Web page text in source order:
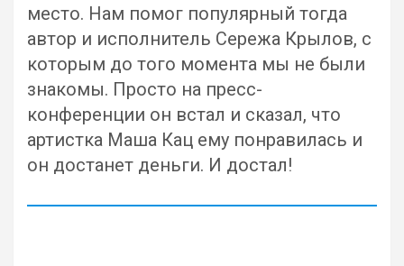
место. Нам помог популярный тогда
автор и исполнитель Сережа Крылов, с
которым до того момента мы не были
знакомы. Просто на пресс-
конференции он встал и сказал, что
артистка Маша Кац ему понравилась и
он достанет деньги. И достал!